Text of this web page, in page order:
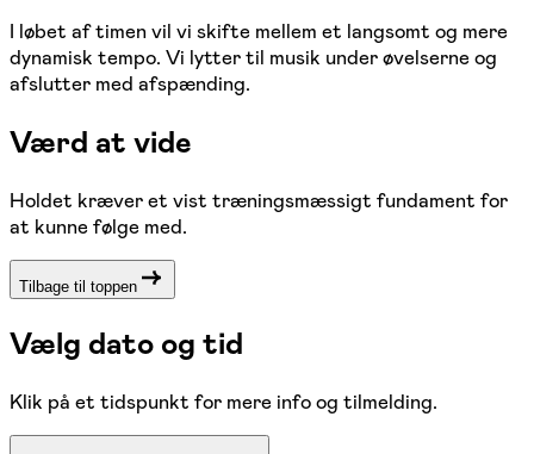
I løbet af timen vil vi skifte mellem et langsomt og mere
dynamisk tempo. Vi lytter til musik under øvelserne og
afslutter med afspænding.
Værd at vide
Holdet kræver et vist træningsmæssigt fundament for
at kunne følge med.
Tilbage til toppen
Vælg dato og tid
Klik på et tidspunkt for mere info og tilmelding.